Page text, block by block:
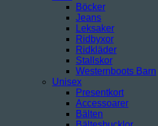
Böcker
Jeans
Leksaker
Ridbyxor
Ridkläder
Stallskor
Westernboots Barn
Unisex
Presentkort
Accessoarer
Bälten